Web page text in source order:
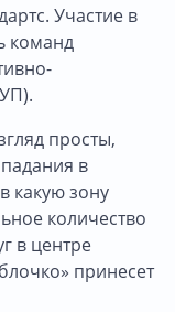
Участие в
команд
просты,
в
какую зону
количество
в центре
принесет